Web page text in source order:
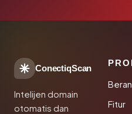
ConectiqScan
Intelijen domain
otomatis dan
Fitur